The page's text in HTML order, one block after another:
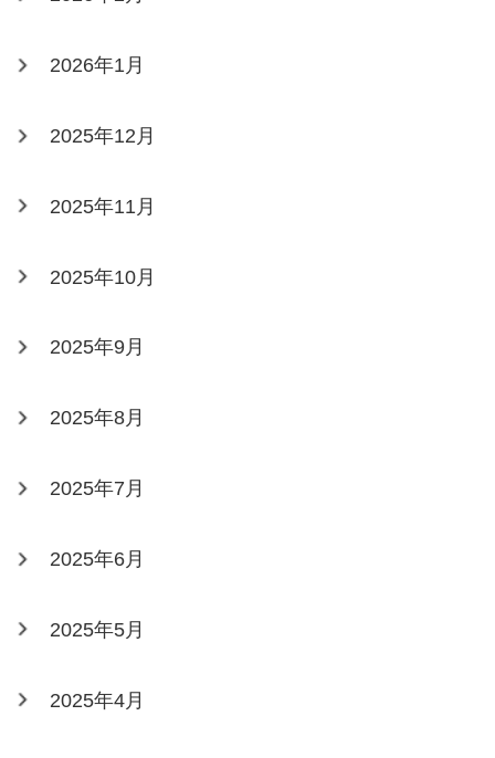
2026年1月
2025年12月
2025年11月
2025年10月
2025年9月
2025年8月
2025年7月
2025年6月
2025年5月
2025年4月